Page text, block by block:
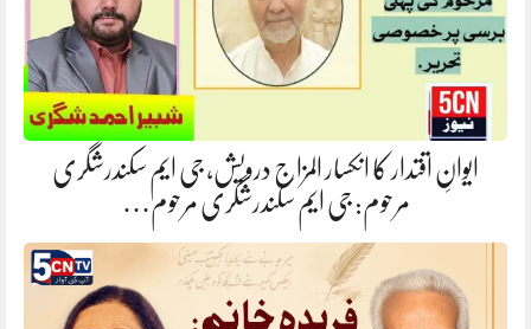
ایوانِ اقتدار کا انکسار المزاج درویش، جی ایم سکندرشگری
مرحوم: جی ایم سکندرشگری مرحوم…